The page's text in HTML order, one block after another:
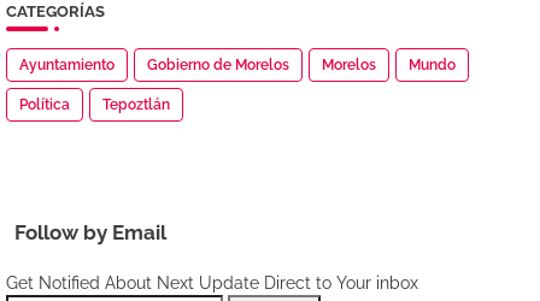
CATEGORÍAS
Ayuntamiento Gobierno de Morelos Morelos Mundo
Política Tepoztlán
Follow by Email
Get Notified About Next Update Direct to Your inbox